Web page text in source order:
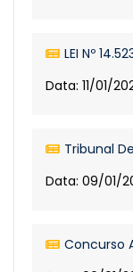
LEI Nº
Data: 11/01/
Tribunal
Data: 09/01/
Concurso